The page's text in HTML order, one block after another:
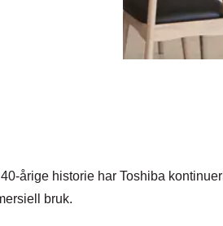
årige historie har Toshiba
bruk.